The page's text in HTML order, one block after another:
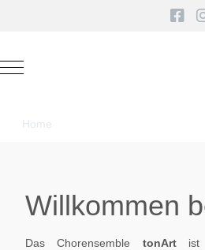
Mobile Menu Toggle
Home
Willkommen
Das Chorensemble tonArt